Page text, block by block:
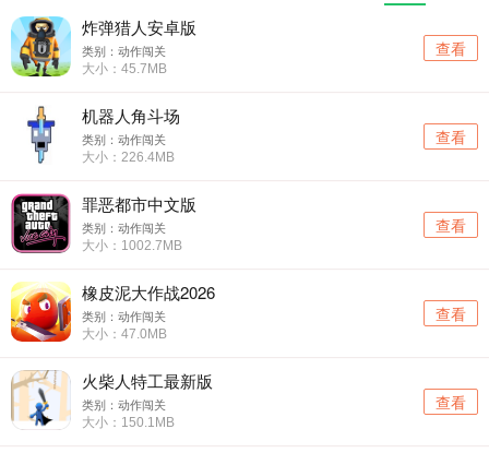
炸弹猎人安卓版
类别：动作闯关
大小：45.7MB
查看
机器人角斗场
类别：动作闯关
大小：226.4MB
查看
罪恶都市中文版
类别：动作闯关
大小：1002.7MB
查看
橡皮泥大作战2026
类别：动作闯关
大小：47.0MB
查看
火柴人特工最新版
类别：动作闯关
大小：150.1MB
查看